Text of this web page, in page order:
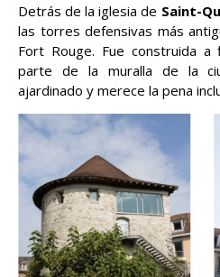
Detrás de la iglesia de Saint-
las torres defensivas más
Fort Rouge. Fue construida
parte de la muralla de la
ajardinado y merece la pena